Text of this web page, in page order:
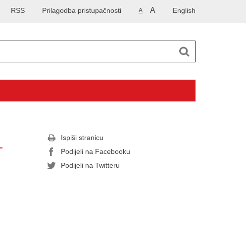
English
A A
Prilagodba pristupačnosti
RSS
Ispiši stranicu
Podijeli na Facebooku
Podijeli na Twitteru